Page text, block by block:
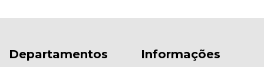
Departamentos Informações